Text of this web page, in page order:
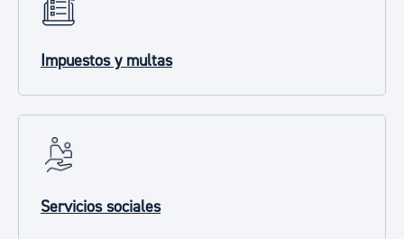
Impuestos y multas
Servicios sociales